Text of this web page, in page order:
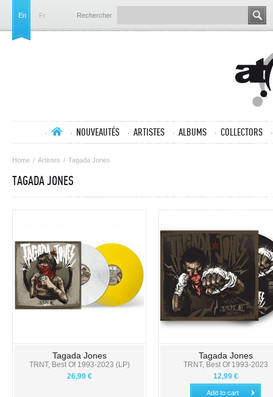
En Fr Rechercher
NOUVEAUTÉS ARTISTES ALBUMS COLLECTORS
Home / Artistes / Tagada Jones
TAGADA JONES
Tagada Jones
TRNT, Best Of 1993-2023 (LP)
26,99 €
Tagada Jones
TRNT, Best Of 1993-2023
12,99 €
Add to cart